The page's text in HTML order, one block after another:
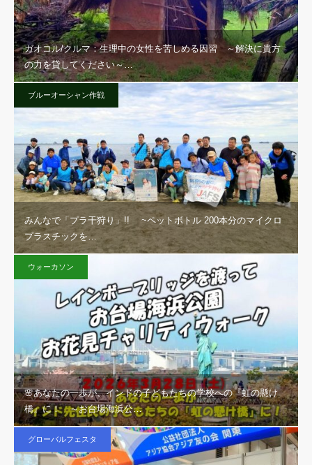
ガオコル/クルマ：生理中の女性を苦しめる因習 ～解決に貴方
の力を貸してください～…
ブルーオーシャン作戦
みんなで「プラ干狩り」!! ~ペットボトル 200本分のマイクロ
プラスチックを…
ウォーカソン
🌸あなたの一歩が、インドの子どもたちの学校への『虹の懸け
橋』に！ ～お台場海浜公…
グローバルフェスタ